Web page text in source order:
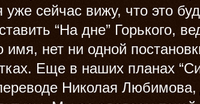
уже сейчас вижу, что это
“На дне” Горького,
имя, нет ни одной
Еще в наших планах
Николая